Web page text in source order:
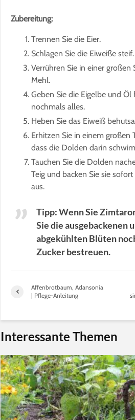
Zubereitung:
Trennen Sie die Eier.
Schlagen Sie die Eiweiße steif.
Verrühren Sie in einer großen
Mehl.
Geben Sie die Eigelbe und
nochmals alles.
Heben Sie das Eiweiß
Erhitzen Sie in einem großen
dass die Dolden darin
Tauchen Sie die Dolden
Teig und backen Sie sie
aus.
Tipp: Wenn Sie
Sie die ausgebackenen
abgekühlten Blüten
Zucker bestreuen.
Affenbrotbaum, Adansonia
| Pflege-Anleitung
Interessante Themen